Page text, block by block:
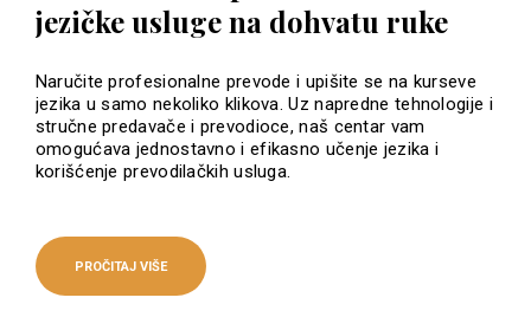
jezičke usluge na dohvatu ruke
Naručite profesionalne prevode i upišite se na kurseve
jezika u samo nekoliko klikova. Uz napredne tehnologije i
stručne predavače i prevodioce, naš centar vam
omogućava jednostavno i efikasno učenje jezika i
korišćenje prevodilačkih usluga.
PROČITAJ VIŠE